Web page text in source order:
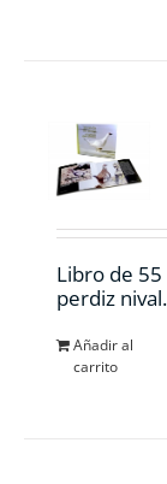
Libro de 55
perdiz nival.
Añadir al
carrito